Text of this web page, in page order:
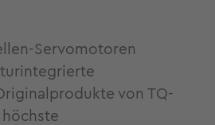
Servomotoren
von TQ-